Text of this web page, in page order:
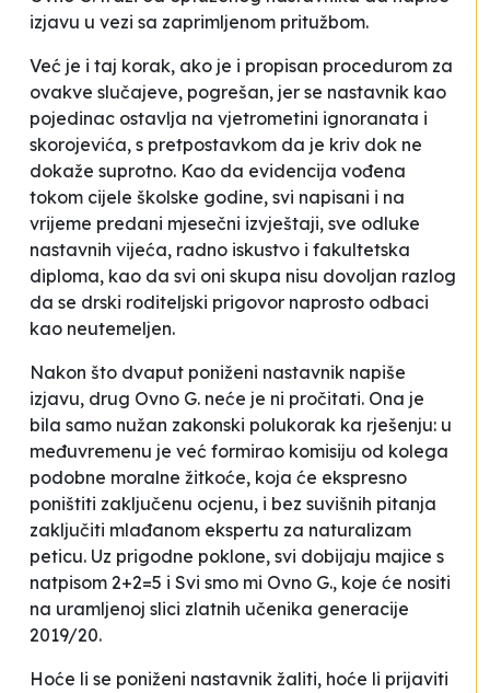
izjavu u vezi sa zaprimljenom pritužbom.
Već je i taj korak, ako je i propisan procedurom za
ovakve slučajeve, pogrešan, jer se nastavnik kao
pojedinac ostavlja na vjetrometini ignoranata i
skorojevića, s pretpostavkom da je kriv dok ne
dokaže suprotno. Kao da evidencija vođena
tokom cijele školske godine, svi napisani i na
vrijeme predani mjesečni izvještaji, sve odluke
nastavnih vijeća, radno iskustvo i fakultetska
diploma, kao da svi oni skupa nisu dovoljan razlog
da se drski roditeljski prigovor naprosto odbaci
kao neutemeljen.
Nakon što dvaput poniženi nastavnik napiše
izjavu, drug Ovno G. neće je ni pročitati. Ona je
bila samo nužan zakonski polukorak ka rješenju: u
međuvremenu je već formirao komisiju od kolega
podobne moralne žitkoće, koja će ekspresno
poništiti zaključenu ocjenu, i bez suvišnih pitanja
zaključiti mlađanom ekspertu za naturalizam
peticu. Uz prigodne poklone, svi dobijaju majice s
natpisom 2+2=5 i Svi smo mi Ovno G., koje će nositi
na uramljenoj slici zlatnih učenika generacije
2019/20.
Hoće li se poniženi nastavnik žaliti, hoće li prijaviti